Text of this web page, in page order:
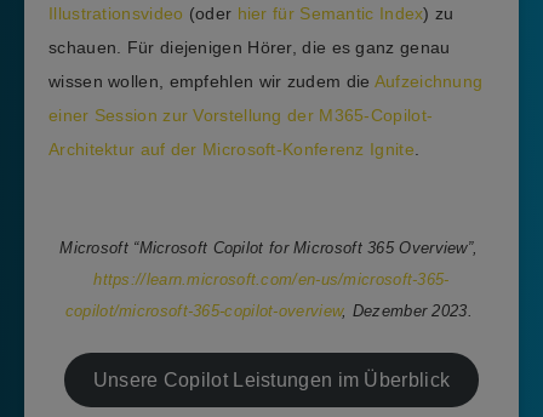
Illustrationsvideo (oder hier für Semantic Index) zu
schauen. Für diejenigen Hörer, die es ganz genau
wissen wollen, empfehlen wir zudem die Aufzeichnung
einer Session zur Vorstellung der M365-Copilot-
Architektur auf der Microsoft-Konferenz Ignite
Microsoft “Microsoft Copilot for Microsoft 365 Overview”,
https://learn.microsoft.com/en-us/microsoft-365-
copilot/microsoft-365-copilot-overview, Dezember 2023.
Unsere Copilot Leistungen im Überblick